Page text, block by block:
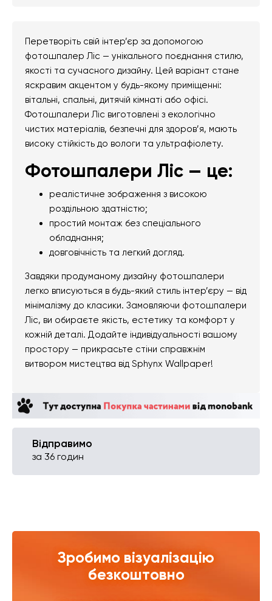
Перетворіть свій інтер’єр за допомогою
фотошпалер Ліс — унікального поєднання стилю,
якості та сучасного дизайну. Цей варіант стане
яскравим акцентом у будь-якому приміщенні:
вітальні, спальні, дитячій кімнаті або офісі.
Фотошпалери Ліс виготовлені з екологічно
чистих матеріалів, безпечні для здоров’я, мають
високу стійкість до вологи та ультрафіолету.
Фотошпалери Ліс — це:
реалістичне зображення з високою
роздільною здатністю;
простий монтаж без спеціального
обладнання;
довговічність та легкий догляд.
Завдяки продуманому дизайну фотошпалери
легко вписуються в будь-який стиль інтер’єру — від
мінімалізму до класики. Замовляючи фотошпалери
Ліс, ви обираєте якість, естетику та комфорт у
кожній деталі. Додайте індивідуальності вашому
простору — прикрасьте стіни справжнім
витвором мистецтва від Sphynx Wallpaper!
Відправимо
за 36 годин
Зробимо візуалізацію
безкоштовно